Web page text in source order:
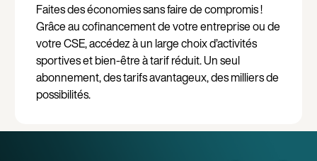
Faites des économies sans faire de compromis !
Grâce au cofinancement de votre entreprise ou de
votre CSE, accédez à un large choix d’activités
sportives et bien-être à tarif réduit. Un seul
abonnement, des tarifs avantageux, des milliers de
possibilités.